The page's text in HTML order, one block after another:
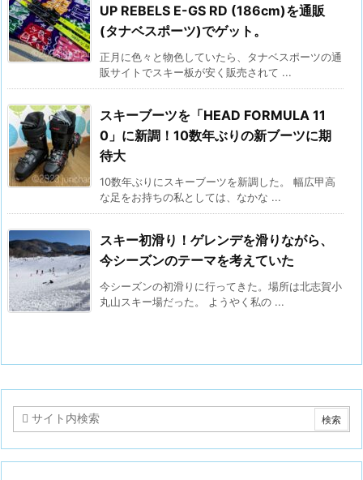
UP REBELS E-GS RD (186cm)を通販
(タナベスポーツ)でゲット。
正月に色々と物色していたら、タナベスポーツの通
販サイトでスキー板が安く販売されて ...
スキーブーツを「HEAD FORMULA 11
0」に新調！10数年ぶりの新ブーツに期
待大
10数年ぶりにスキーブーツを新調した。 幅広甲高
な足をお持ちの私としては、なかな ...
スキー初滑り！ゲレンデを滑りながら、
今シーズンのテーマを考えていた
今シーズンの初滑りに行ってきた。場所は北志賀小
丸山スキー場だった。 ようやく私の ...